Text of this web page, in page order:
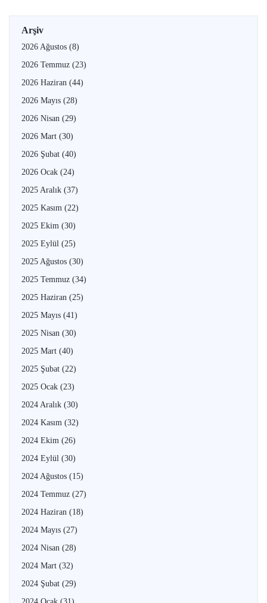
Arşiv
2026 Ağustos (8)
2026 Temmuz (23)
2026 Haziran (44)
2026 Mayıs (28)
2026 Nisan (29)
2026 Mart (30)
2026 Şubat (40)
2026 Ocak (24)
2025 Aralık (37)
2025 Kasım (22)
2025 Ekim (30)
2025 Eylül (25)
2025 Ağustos (30)
2025 Temmuz (34)
2025 Haziran (25)
2025 Mayıs (41)
2025 Nisan (30)
2025 Mart (40)
2025 Şubat (22)
2025 Ocak (23)
2024 Aralık (30)
2024 Kasım (32)
2024 Ekim (26)
2024 Eylül (30)
2024 Ağustos (15)
2024 Temmuz (27)
2024 Haziran (18)
2024 Mayıs (27)
2024 Nisan (28)
2024 Mart (32)
2024 Şubat (29)